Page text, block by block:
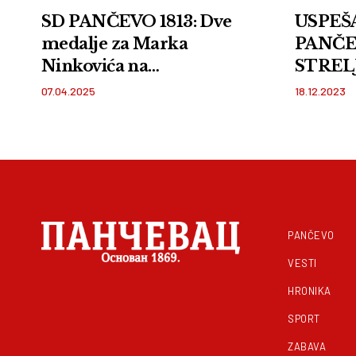
SD PANČEVO 1813: Dve
medalje za Marka
Ninkovića na
međunarodnom
07.04.2025 18.12.2023
PANČEVO
VESTI
HRONIKA
SPORT
ZABAVA